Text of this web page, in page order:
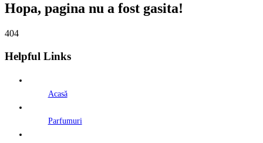
Hopa, pagina nu a fost gasita!
404
Helpful Links
Acasă
Parfumuri